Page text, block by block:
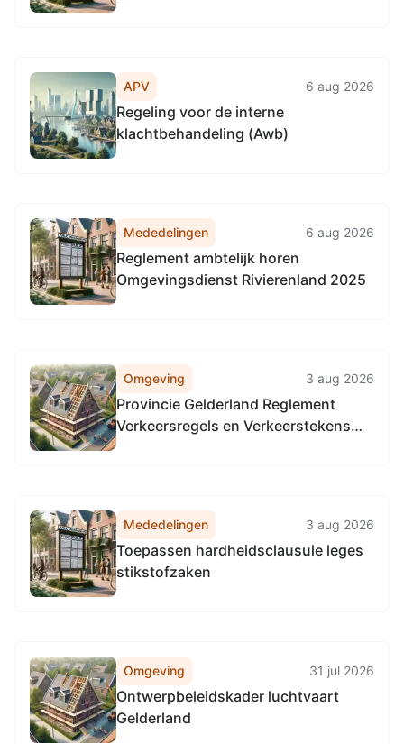
APV 6 aug 2026
Regeling voor de interne
klachtbehandeling (Awb)
Mededelingen 6 aug 2026
Reglement ambtelijk horen
Omgevingsdienst Rivierenland 2025
Omgeving 3 aug 2026
Provincie Gelderland Reglement
Verkeersregels en Verkeerstekens
Mededelingen 3 aug 2026
Toepassen hardheidsclausule leges
stikstofzaken
Omgeving 31 jul 2026
Ontwerpbeleidskader luchtvaart
Gelderland